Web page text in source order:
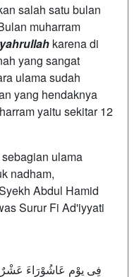
salah satu bulan
muharram
karena di
yang sangat
ulama sudah
yang hendaknya
yaitu sekitar 12
ulama
nadham,
Abdul Hamid
Surur Fi Ad'iyyati